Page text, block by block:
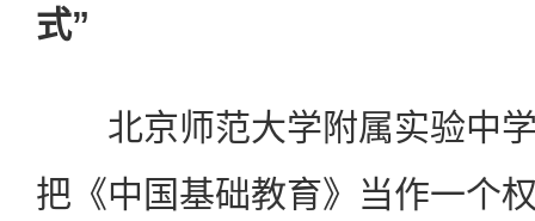
式”
北京师范大学附属实验中学
把《中国基础教育》当作一个